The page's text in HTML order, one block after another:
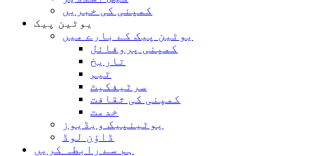
کمپنی کی خبریں
یوٹین پیک
یوٹین پیک کے بارے میں
کمپنی پروفائل
تاریخ
ٹیم
سرٹیفکیٹ
کمپنی کی ثقافت
خدمت
یوٹینپیک ویڈیوز
ڈاؤن لوڈ
ہم سے رابطہ کریں